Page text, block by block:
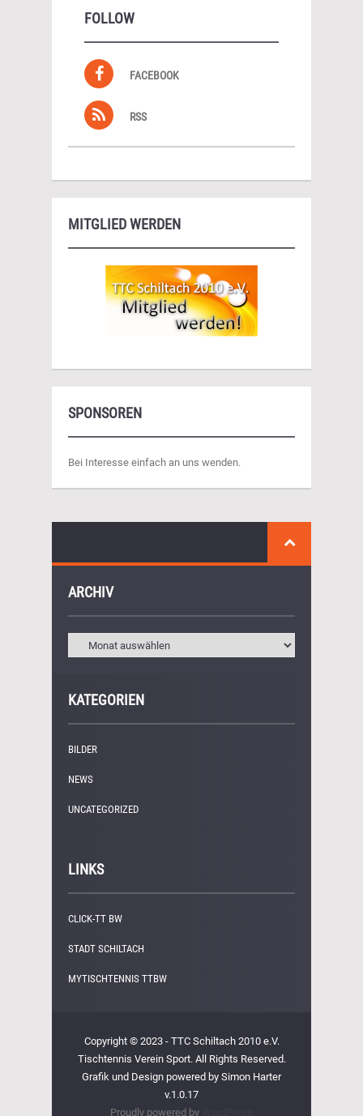
FOLLOW
FACEBOOK
RSS
MITGLIED WERDEN
SPONSOREN
Bei Interesse einfach an uns wenden.
ARCHIV
KATEGORIEN
BILDER
NEWS
UNCATEGORIZED
LINKS
CLICK-TT BW
STADT SCHILTACH
MYTISCHTENNIS TTBW
Copyright © 2023 - TTC Schiltach 2010 e.V.
Tischtennis Verein Sport. All Rights Reserved.
Grafik und Design powered by Simon Harter
v.1.0.17
Proudly powered by